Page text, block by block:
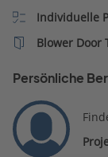
Individuelle
Blower Door
Persönliche